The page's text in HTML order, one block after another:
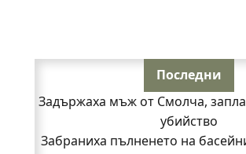
Последни
Задържаха мъж от Смолча,
убийство
Забраниха пълненето на